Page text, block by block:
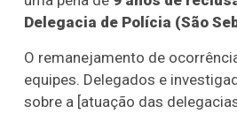
Delegacia de Polícia (São
O remanejamento de
equipes. Delegados e
sobre a [atuação das